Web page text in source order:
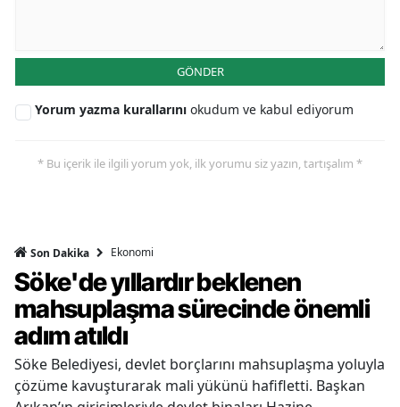
GÖNDER
Yorum yazma kurallarını okudum ve kabul ediyorum
* Bu içerik ile ilgili yorum yok, ilk yorumu siz yazın, tartışalım *
Son Dakika Ekonomi
Söke'de yıllardır beklenen
mahsuplaşma sürecinde önemli
adım atıldı
Söke Belediyesi, devlet borçlarını mahsuplaşma yoluyla
çözüme kavuşturarak mali yükünü hafifletti. Başkan